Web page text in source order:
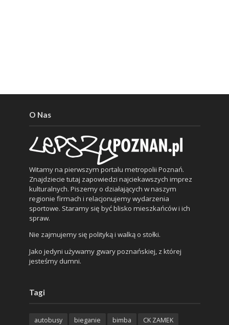
O Nas
Witamy na pierwszym portalu metropolii Poznań.
Znajdziecie tutaj zapowiedzi najciekawszych imprez
kulturalnych. Piszemy o działających w naszym
regionie firmach i relacjonujemy wydarzenia
sportowe. Staramy się być blisko mieszkańców i ich
spraw.
Nie zajmujemy się polityką i walką o stołki.
Jako jedyni używamy gwary poznańskiej, z której
jesteśmy dumni.
Tagi
autobusy bieganie bimba
CK ZAMEK